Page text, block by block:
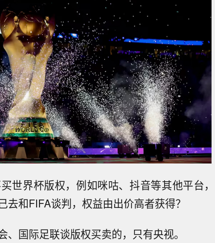
世界杯版权，例如咪咕、抖音等其他平台，
和FIFA谈判，权益由出价高者获得？
国际足联谈版权买卖的，只有央视。